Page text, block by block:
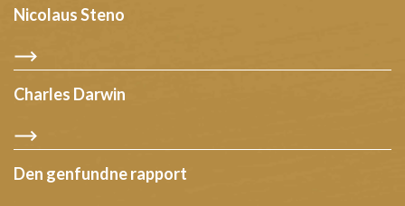
Nicolaus Steno
Charles Darwin
Den genfundne rapport